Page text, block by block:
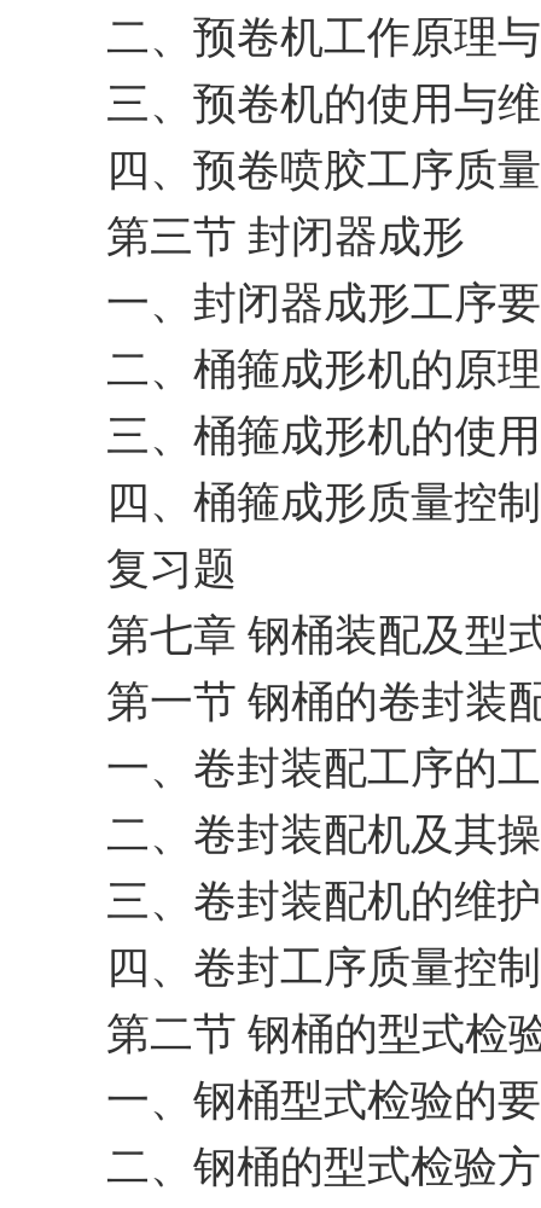
二、预卷机工作原理
三、预卷机的使用与
四、预卷喷胶工序质
第三节 封闭器成形
一、封闭器成形工序
二、桶箍成形机的原
三、桶箍成形机的使
四、桶箍成形质量控制
复习题
第七章 钢桶装配及型
第一节 钢桶的卷封装
一、卷封装配工序的
二、卷封装配机及其
三、卷封装配机的维
四、卷封工序质量控制
第二节 钢桶的型式检
一、钢桶型式检验的
二、钢桶的型式检验